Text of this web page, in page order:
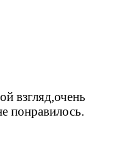
взгляд,очень
понравилось.